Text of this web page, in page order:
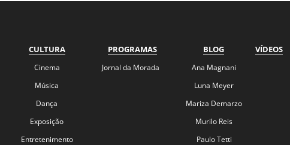
CULTURA
Cinema
Música
Dança
Exposição
Entretenimento
PROGRAMAS
Jornal da Morada
BLOG
Ana Magnani
Luna Meyer
Mariza Demarzo
Murilo Reis
Paulo Tetti
VÍDEOS